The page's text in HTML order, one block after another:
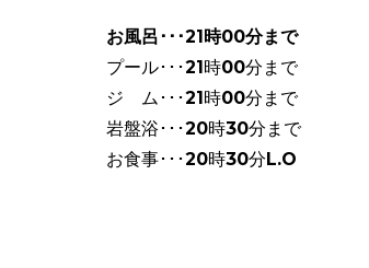
お風呂･･･21時00分まで
プール･･･21時00分まで
ジ ム･･･21時00分まで
岩盤浴･･･20時30分まで
お食事･･･20時30分L.O